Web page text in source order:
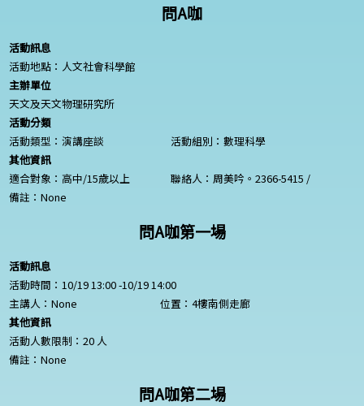
問A咖
活動訊息
活動地點：人文社會科學館
主辦單位
天文及天文物理研究所
活動分類
活動類型：演講座談
活動組別：數理科學
其他資訊
適合對象：高中/15歲以上
聯絡人：周美吟。2366-5415 /
備註： None
問A咖第一場
活動訊息
活動時間：10/19 13:00 -10/19 14:00
主講人： None
位置：4樓南側走廊
其他資訊
活動人數限制：20 人
備註： None
問A咖第二場